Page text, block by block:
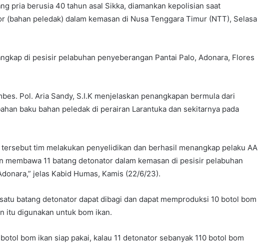
pria berusia 40 tahun asal Sikka, diamankan kepolisian saat
(bahan peledak) dalam kemasan di Nusa Tenggara Timur (NTT), Selasa
di pesisir pelabuhan penyeberangan Pantai Palo, Adonara, Flores
Pol. Aria Sandy, S.I.K menjelaskan penangkapan bermula dari
baku bahan peledak di perairan Larantuka dan sekitarnya pada
tim melakukan penyelidikan dan berhasil menangkap pelaku AA
membawa 11 batang detonator dalam kemasan di pesisir pelabuhan
jelas Kabid Humas, Kamis (22/6/23).
batang detonator dapat dibagi dan dapat memproduksi 10 botol bom
itu digunakan untuk bom ikan.
bom ikan siap pakai, kalau 11 detonator sebanyak 110 botol bom